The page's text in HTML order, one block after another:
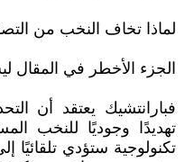
لماذا تخاف النخب من
الجزء الأخطر في المقال
فبارانتشيك يعتقد أن
تهديدًا وجوديًا للنخب
تكنولوجية ستؤدي تلقائيًا